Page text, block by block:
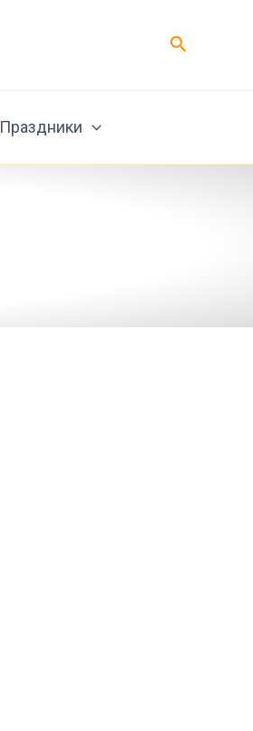
Поиск
Праздники